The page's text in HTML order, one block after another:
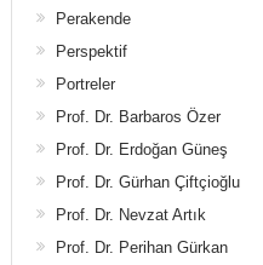
Perakende
Perspektif
Portreler
Prof. Dr. Barbaros Özer
Prof. Dr. Erdoğan Güneş
Prof. Dr. Gürhan Çiftçioğlu
Prof. Dr. Nevzat Artık
Prof. Dr. Perihan Gürkan